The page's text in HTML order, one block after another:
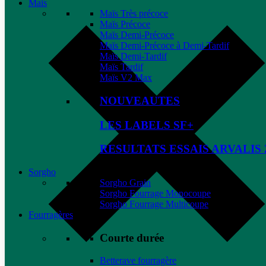
Maïs
Maïs Très précoce
Maïs Précoce
Maïs Demi-Précoce
Maïs Demi-Précoce à Demi-Tardif
Maïs Demi-Tardif
Maïs Tardif
Maïs V2 Max
NOUVEAUTES
LES LABELS SF+
RESULTATS ESSAIS ARVALIS
Sorgho
Sorgho Grain
Sorgho Fourrage Monocoupe
Sorgho Fourrage Multicoupe
Fourragères
Courte durée
Betterave fourragère